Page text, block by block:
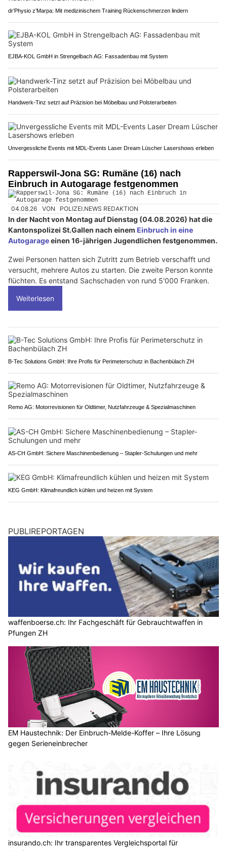
dr’Physio z’Marpa: Mit medizinischem Training Rückenschmerzen lindern
EJBA-KOL GmbH in Strengelbach AG: Fassadenbau mit System
Handwerk-Tinz setzt auf Präzision bei Möbelbau und Polsterarbeiten
Unvergessliche Events mit MDL-Events Laser Dream Lüscher Lasershows erleben
Rapperswil-Jona SG: Rumäne (16) nach
Einbruch in Autogarage festgenommen
04.08.26 VON POLIZEI.NEWS REDAKTION
In der Nacht von Montag auf Dienstag (04.08.2026) hat die
Kantonspolizei St.Gallen nach einem Einbruch in eine
Autogarageeinen 16-jährigen Jugendlichen festgenommen.
Zwei Personen hatten sich Zutritt zum Betrieb verschafft und
versucht, mehrere Autos zu starten. Die zweite Person konnte
flüchten. Es entstand Sachschaden von rund 5'000 Franken.
Weiterlesen
B-Tec Solutions GmbH: Ihre Profis für Perimeterschutz in Bachenbülach ZH
Remo AG: Motorrevisionen für Oldtimer, Nutzfahrzeuge & Spezialmaschinen
AS-CH GmbH: Sichere Maschinenbedienung – Stapler-Schulungen und mehr
KEG GmbH: Klimafreundlich kühlen und heizen mit System
PUBLIREPORTAGEN
waffenboerse.ch: Ihr Fachgeschäft für Gebrauchtwaffen in
Pfungen ZH
EM Haustechnik: Der Einbruch-Melde-Koffer – Ihre Lösung
gegen Serieneinbrecher
insurando.ch: Ihr transparentes Vergleichsportal für